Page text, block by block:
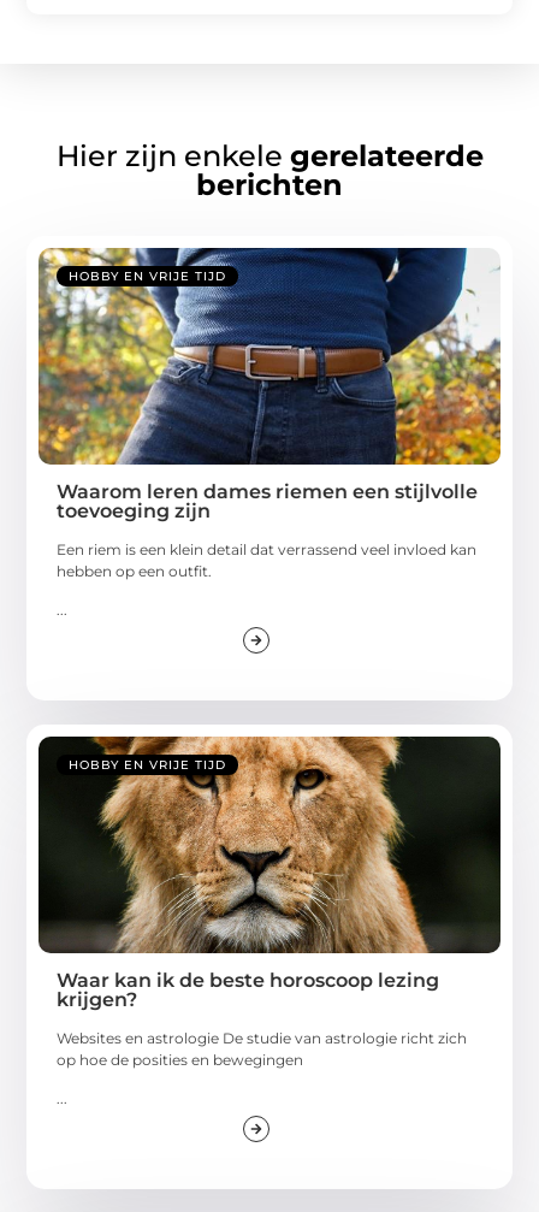
Hier zijn enkele gerelateerde
berichten
HOBBY EN VRIJE TIJD
Waarom leren dames riemen een stijlvolle
toevoeging zijn
Een riem is een klein detail dat verrassend veel invloed kan
hebben op een outfit.
...
HOBBY EN VRIJE TIJD
Waar kan ik de beste horoscoop lezing
krijgen?
Websites en astrologie De studie van astrologie richt zich
op hoe de posities en bewegingen
...